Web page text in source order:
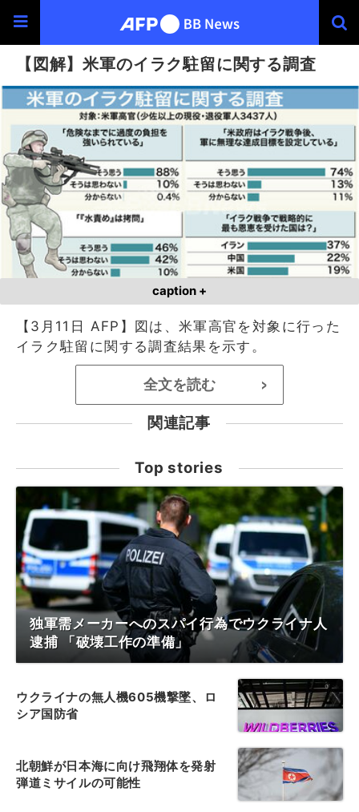
【図解】米軍のイラク駐留に関する調査
caption +
【3月11日 AFP】図は、米軍高官を対象に行った
イラク駐留に関する調査結果を示す。
全文を読む >
関連記事
Top stories
独軍需メーカーへのスパイ行為でウクライナ人
逮捕 「破壊工作の準備」
ウクライナの無人機605機撃墜、ロ
シア国防省
北朝鮮が日本海に向け飛翔体を発射
弾道ミサイルの可能性